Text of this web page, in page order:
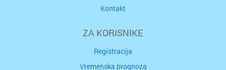
Kontakt
ZA KORISNIKE
Registracija
Vremenska prognoza